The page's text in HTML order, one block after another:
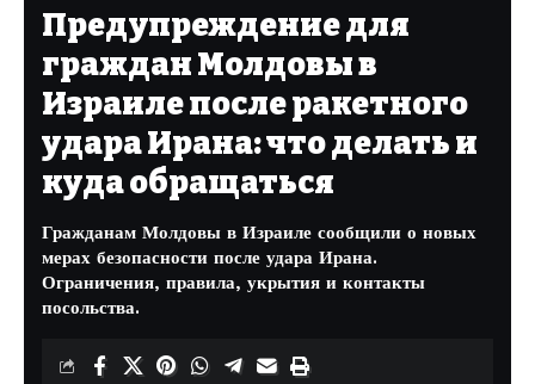
Предупреждение для
граждан Молдовы в
Израиле после ракетного
удара Ирана: что делать и
куда обращаться
Гражданам Молдовы в Израиле сообщили о новых
мерах безопасности после удара Ирана.
Ограничения, правила, укрытия и контакты
посольства.